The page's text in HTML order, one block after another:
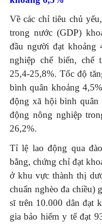
Về các chỉ tiêu chủ
trong nước (GDP)
đầu người đạt
nghiệp chế biến, chế
25,4-25,8%. Tốc độ
bình quân khoảng
động xã hội bình
động nông nghiệp
26,2%.
Tỉ lệ lao động qua
bằng, chứng chỉ đạt
ở khu vực thành thị
chuẩn nghèo đa chiều)
sĩ trên 10.000 dân đạt
gia bảo hiểm y tế đạt